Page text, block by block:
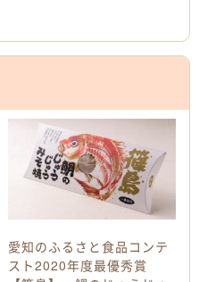
愛知のふるさと食品コンテ
スト2020年度最優秀賞